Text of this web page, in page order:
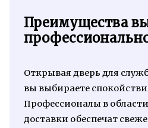
Преимущества
Открывая дверь для
вы выбираете
Профессионалы в
доставки обеспечат